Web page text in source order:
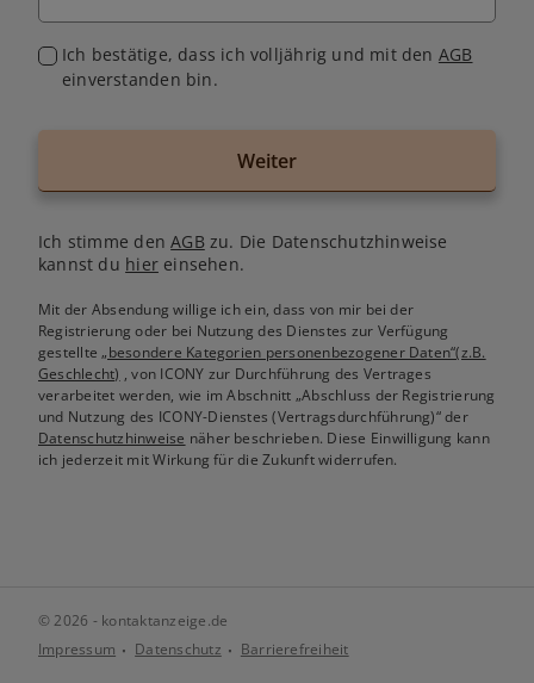
Ich bestätige, dass ich volljährig und mit den AGB
einverstanden bin.
Weiter
Ich stimme denAGB zu. Die Datenschutzhinweise
kannst du hiereinsehen.
Mit der Absendung willige ich ein, dass von mir bei der
Registrierung oder bei Nutzung des Dienstes zur Verfügung
gestellte„besondere Kategorien personenbezogener Daten“(z.B.
Geschlecht) , von ICONY zur Durchführung des Vertrages
verarbeitet werden, wie im Abschnitt „Abschluss der Registrierung
und Nutzung des ICONY-Dienstes (Vertragsdurchführung)“ der
Datenschutzhinweise näher beschrieben. Diese Einwilligung kann
ich jederzeit mit Wirkung für die Zukunft widerrufen.
© 2026 - kontaktanzeige.de
Impressum
Datenschutz Barrierefreiheit